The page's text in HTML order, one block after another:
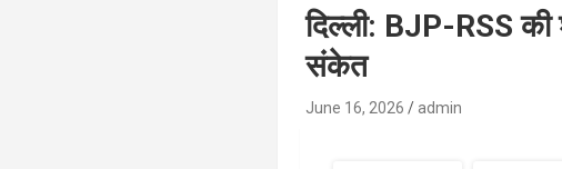
दिल्ली: BJP-RSS
संकेत
June 16, 2026 admin